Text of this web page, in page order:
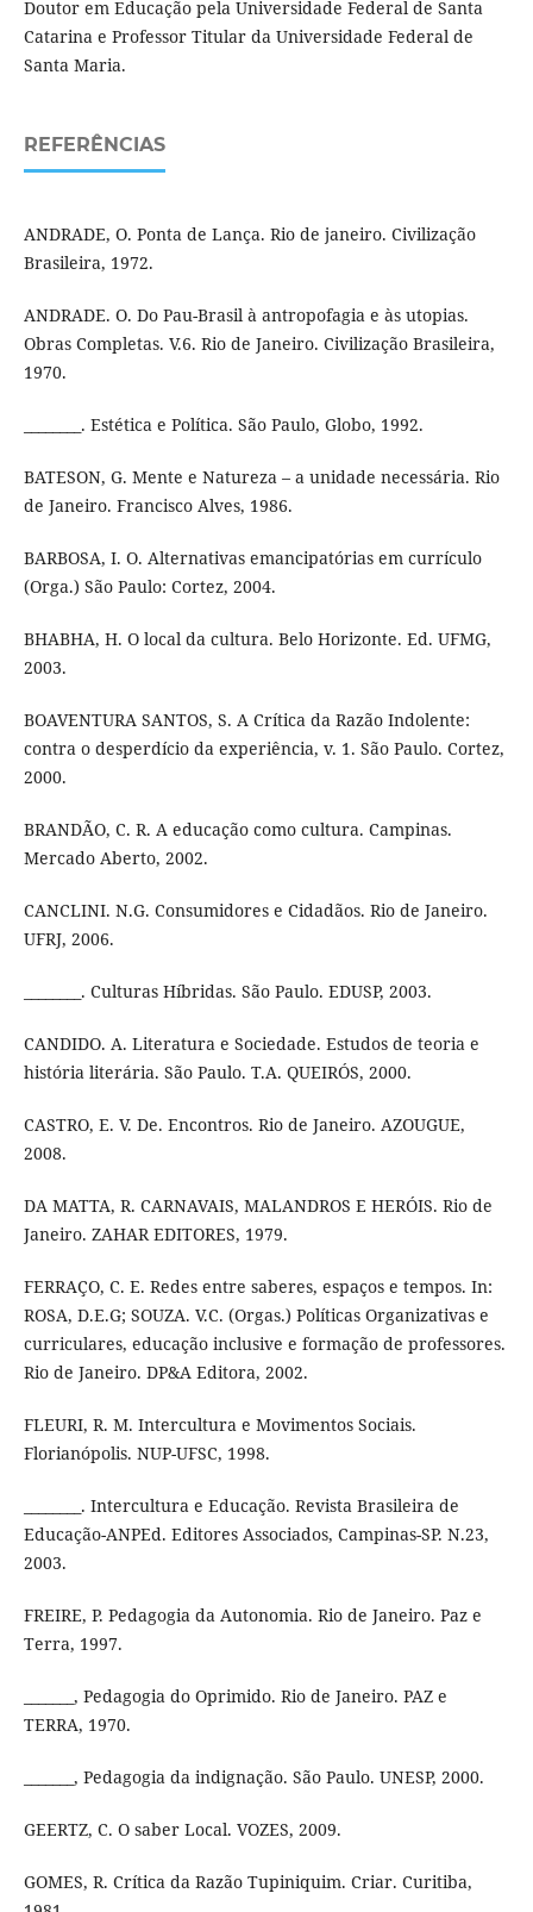
Doutor em Educação pela Universidade Federal de Santa
Catarina e Professor Titular da Universidade Federal de
Santa Maria.
REFERÊNCIAS
ANDRADE, O. Ponta de Lança. Rio de janeiro. Civilização
Brasileira, 1972.
ANDRADE. O. Do Pau-Brasil à antropofagia e às utopias.
Obras Completas. V.6. Rio de Janeiro. Civilização Brasileira,
1970.
________. Estética e Política. São Paulo, Globo, 1992.
BATESON, G. Mente e Natureza – a unidade necessária. Rio
de Janeiro. Francisco Alves, 1986.
BARBOSA, I. O. Alternativas emancipatórias em currículo
(Orga.) São Paulo: Cortez, 2004.
BHABHA, H. O local da cultura. Belo Horizonte. Ed. UFMG,
2003.
BOAVENTURA SANTOS, S. A Crítica da Razão Indolente:
contra o desperdício da experiência, v. 1. São Paulo. Cortez,
2000.
BRANDÃO, C. R. A educação como cultura. Campinas.
Mercado Aberto, 2002.
CANCLINI. N.G. Consumidores e Cidadãos. Rio de Janeiro.
UFRJ, 2006.
________. Culturas Híbridas. São Paulo. EDUSP, 2003.
CANDIDO. A. Literatura e Sociedade. Estudos de teoria e
história literária. São Paulo. T.A. QUEIRÓS, 2000.
CASTRO, E. V. De. Encontros. Rio de Janeiro. AZOUGUE,
2008.
DA MATTA, R. CARNAVAIS, MALANDROS E HERÓIS. Rio de
Janeiro. ZAHAR EDITORES, 1979.
FERRAÇO, C. E. Redes entre saberes, espaços e tempos. In:
ROSA, D.E.G; SOUZA. V.C. (Orgas.) Políticas Organizativas e
curriculares, educação inclusive e formação de professores.
Rio de Janeiro. DP&A Editora, 2002.
FLEURI, R. M. Intercultura e Movimentos Sociais.
Florianópolis. NUP-UFSC, 1998.
________. Intercultura e Educação. Revista Brasileira de
Educação-ANPEd. Editores Associados, Campinas-SP. N.23,
2003.
FREIRE, P. Pedagogia da Autonomia. Rio de Janeiro. Paz e
Terra, 1997.
_______, Pedagogia do Oprimido. Rio de Janeiro. PAZ e
TERRA, 1970.
_______, Pedagogia da indignação. São Paulo. UNESP, 2000.
GEERTZ, C. O saber Local. VOZES, 2009.
GOMES, R. Crítica da Razão Tupiniquim. Criar. Curitiba,